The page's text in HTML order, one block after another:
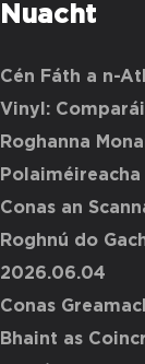
Nuacht
Cén Fáth a n-
Vinyl:
Roghanna
Polaiméireacha
Conas an
Roghnú do
2026.06.04
Conas
Bhaint as